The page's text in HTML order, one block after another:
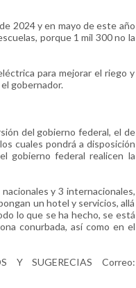
2024 y en mayo de este año
porque 1 mil 300 no la
para mejorar el riego y
gobernador.
del gobierno federal, el de
cuales pondrá a disposición
gobierno federal realicen la
y 3 internacionales,
un hotel y servicios, allá
lo que se ha hecho, se está
conurbada, así como en el
Y SUGERECIAS Correo: